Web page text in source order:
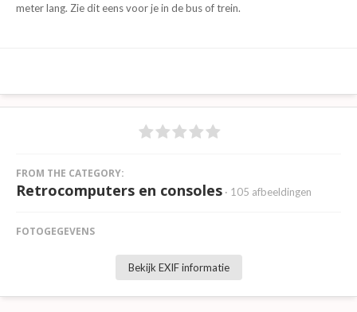
meter lang. Zie dit eens voor je in de bus of trein.
FROM THE CATEGORY:
Retrocomputers en consoles · 105 afbeeldingen
FOTOGEGEVENS
Bekijk EXIF informatie